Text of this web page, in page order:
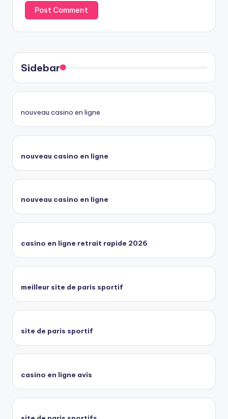
Sidebar
nouveau casino en ligne
nouveau casino en ligne
nouveau casino en ligne
casino en ligne retrait rapide 2026
meilleur site de paris sportif
site de paris sportif
casino en ligne avis